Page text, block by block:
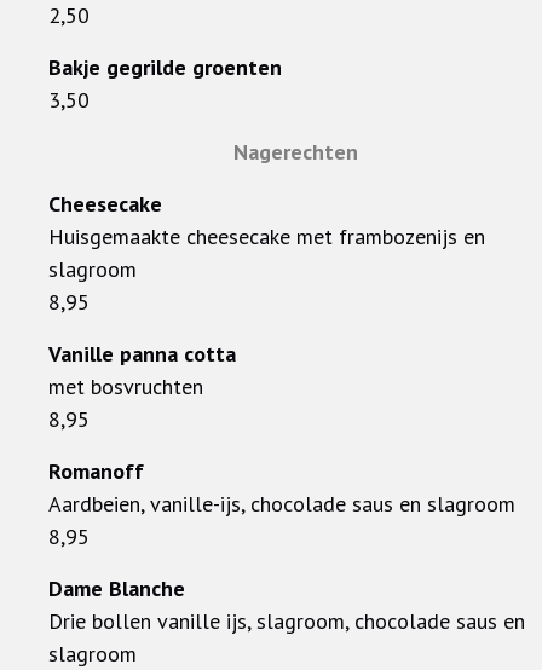
2,50
Bakje gegrilde groenten
3,50
Nagerechten
Cheesecake
Huisgemaakte cheesecake met frambozenijs en
slagroom
8,95
Vanille panna cotta
met bosvruchten
8,95
Romanoff
Aardbeien, vanille-ijs, chocolade saus en slagroom
8,95
Dame Blanche
Drie bollen vanille ijs, slagroom, chocolade saus en
slagroom